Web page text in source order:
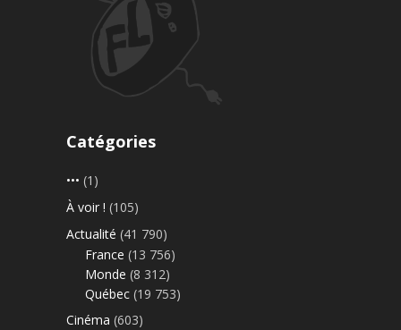
Catégories
••• (1)
À voir ! (105)
Actualité (41 790)
France (13 756)
Monde (8 312)
Québec (19 753)
Cinéma (603)